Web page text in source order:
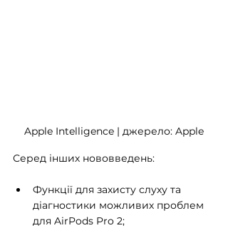
Apple Intelligence | джерело: Apple
Серед інших нововведень:
Функції для захисту слуху та
діагностики можливих проблем
для AirPods Pro 2;